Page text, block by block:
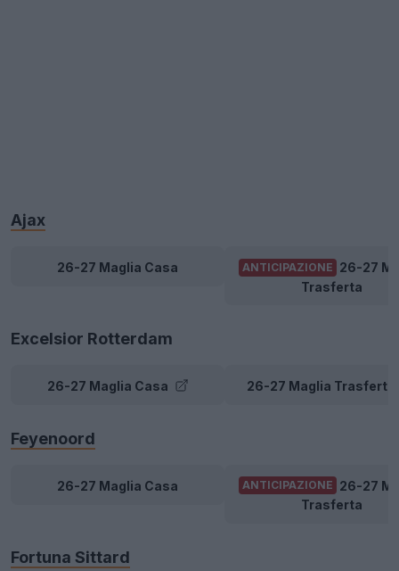
Ajax
26-27 Maglia Casa ANTICIPAZIONE 26-27
Trasferta
Excelsior Rotterdam
26-27 Maglia Casa 26-27 Maglia Trasferta
Feyenoord
26-27 Maglia Casa ANTICIPAZIONE 26-27
Trasferta
Fortuna Sittard